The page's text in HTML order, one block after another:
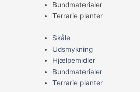
Bundmaterialer
Terrarie planter
Skåle
Udsmykning
Hjælpemidler
Bundmaterialer
Terrarie planter